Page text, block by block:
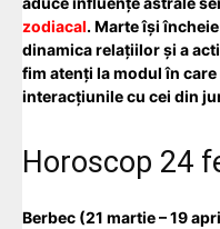
zodiacal. Marte își
dinamica relațiilor și a
fim atenți la modul în
interacțiunile cu cei din
Horoscop 24
Berbec (21 martie – 19